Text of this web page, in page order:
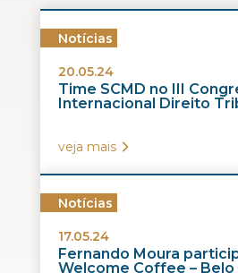
Notícias
20.05.24
Time SCMD no III
Internacional Direito
veja mais
Notícias
17.05.24
Fernando Moura
Welcome Coffee –